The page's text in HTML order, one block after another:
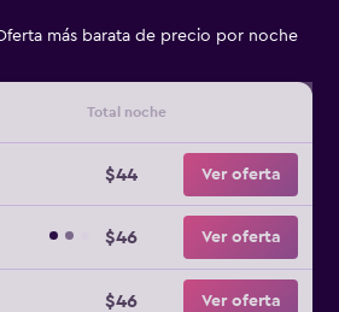
más barata de precio por noche
Total noche
$44 Ver oferta
$46 Ver oferta
$46 Ver oferta